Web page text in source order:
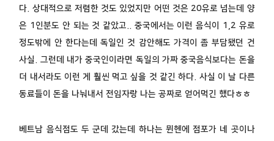
다. 상대적으로 저렴한 것도 있었지만 어떤 것은 20유로 넘는데 양
은 1인분도 안 되는 것 같았고.. 중국에서는 이런 음식이 1,2 유로
정도밖에 안 한다는데 독일인 것 감안해도 가격이 좀 부담됐던 건
사실. 그런데 내가 중국인이라면 독일의 가짜 중국음식보다는 돈을
더 내서라도 이런 게 훨씬 먹고 싶을 것 같긴 하다. 사실 이 날 다른
동료들이 돈을 나눠내서 전임자랑 나는 공짜로 얻어먹긴 했다ㅎㅎ
베트남 음식점도 두 군데 갔는데 하나는 뮌헨에 점포가 네 곳이나